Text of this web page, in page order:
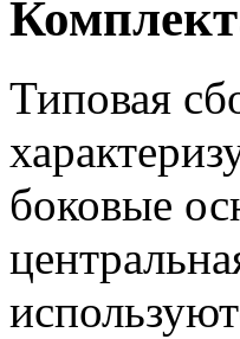
Типовая
боковые